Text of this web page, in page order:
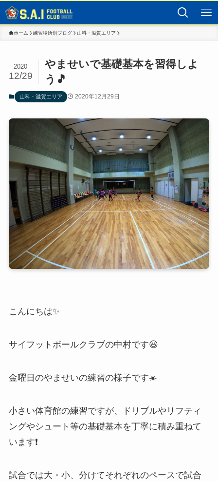
ホーム 練習場所別ブログ 山科・滋賀エリア
やませいで基礎基本を習得しよ
う🎵
2020
12/29
山科・滋賀エリア 2020年12月29日
こんにちは✨
サイフットボールクラブの中村です😃
金曜日のやませいの練習の様子です☀️
小さい体育館の練習ですが、ドリブルやリフティ
ングやシュート等の基礎基本を丁寧に積み重ねて
います❗
試合では大・小、分けてそれぞれのペースで試合